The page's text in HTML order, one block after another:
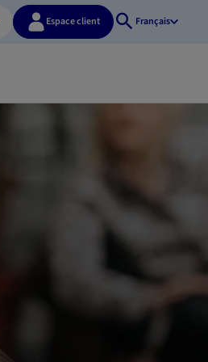
Espace client
OuvrirFrançais